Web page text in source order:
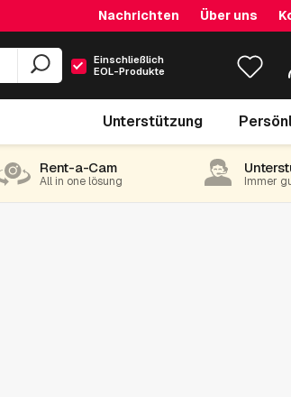
Nachrichten Über uns
Einschließlich
EOL-Produkte
Unterstützung
Rent-a-Cam
All in one lösung Immer